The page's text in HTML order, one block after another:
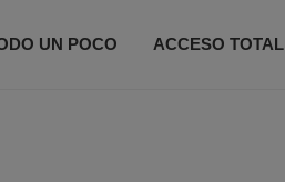
UN POCO ACCESO TOTAL